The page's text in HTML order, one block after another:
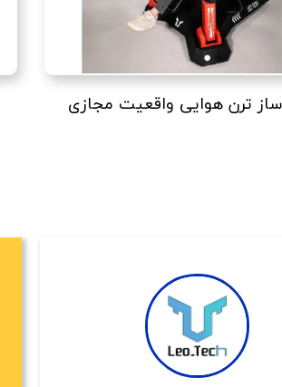
ترن هوایی واقعیت مجازی